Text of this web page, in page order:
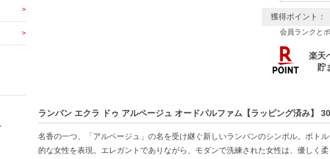
獲得ポイント：
会員ランクと
ランバン エクラ ドゥ アルページュ オードパルファム【ラッピング済み】
名香の一つ、「アルページュ」の名を受け継ぐ新しいランバンのシンボル。ボト
的な女性を表現。エレガントでありながら、モダンで洗練された女性は、優しく